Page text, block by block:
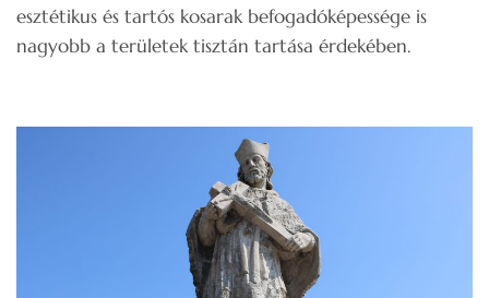
esztétikus és tartós kosarak befogadóképessége is
nagyobb a területek tisztán tartása érdekében.